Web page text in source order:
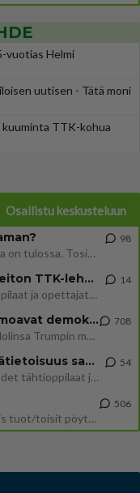
vuotias Helmi
uutisen - Tätä moni
kuuminta TTK-kohua
Osallistu keskusteluun
Uusi draamasarja järkyttävästä tapauksesta on tulossa. Tositapahtumiin perustuva sarja ammentaa vuoden 1986 Mikkelin pan
98
Ernest Lawson täräytti erikoisen heiton TTK-lehdistötilaisuudessa: " Onko tässä tarkoituksena...?"
Ernest Lawson esitteli uudet TTK-tähtioppilaat ja opettajat torstaina 6.8. lehdistölle. Tulevalla kaudella on yksi hausk
14
Jos SDP ei voita reilusti, persut kumoavat demokratian Suomesta
Näin tekisi ainakin Rydman seuratessaan idolinsa Trumpin mallia https://www.is.fi/politiikka/art-2000012187244.html
708
Uuden TTK-juontajan ympärillä epätietoisuus sakenee - Nyt MTV hämmentää soppaa
TTK tulee taas tänä syksynä. Ohjelman uudet tähtioppilaat julkistetaan torstaina 6. elokuuta klo 14 alkavassa lehdistö
54
Siinäpä se kysymys on otsikossa. Mitäpä siis tuot/toisit pöytään parisuhteessa? Oletko mies vai nainen? Koetko sen mitä
506